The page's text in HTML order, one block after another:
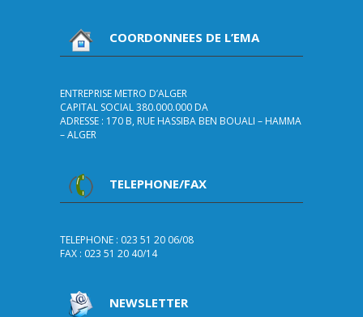
COORDONNEES DE L’EMA
ENTREPRISE METRO D’ALGER
CAPITAL SOCIAL 380.000.000 DA
ADRESSE : 170 B, RUE HASSIBA BEN BOUALI – HAMMA
– ALGER
TELEPHONE/FAX
TELEPHONE : 023 51 20 06/08
FAX : 023 51 20 40/14
NEWSLETTER